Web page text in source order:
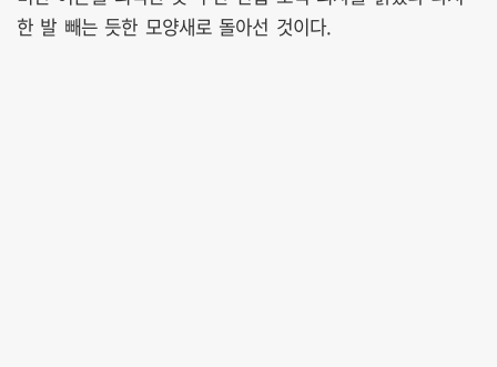
한 발 빼는 듯한 모양새로 돌아선 것이다.